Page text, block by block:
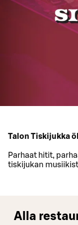
Talon Tiskijukka
Parhaat hitit,
tiskijukan
Alla